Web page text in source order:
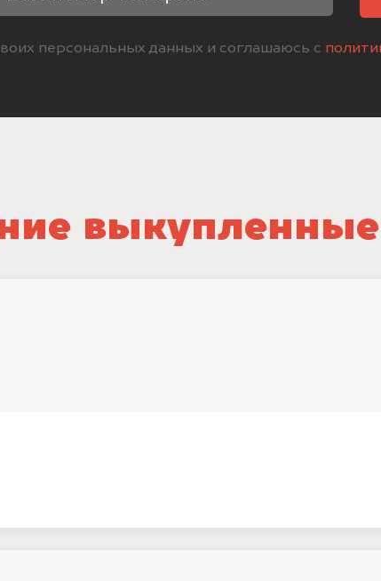
персональных данных и соглашаюсь с
выкупленные